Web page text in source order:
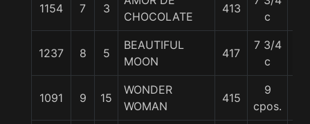
1154 7 3
CHOCOLATE
413
c
1237 8 5
BEAUTIFUL
MOON
417
7 3/4
c
1091 9 15
WONDER
WOMAN
415
9
cpos.